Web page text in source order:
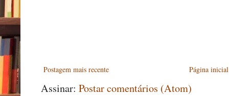
Postagem mais recente Página inicial
Assinar: Postar comentários (Atom)